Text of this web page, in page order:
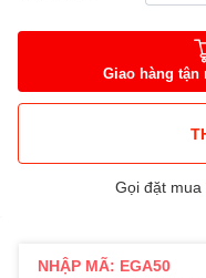
Giao hàng tận
Gọi đặt mua
NHẬP MÃ: EGA50